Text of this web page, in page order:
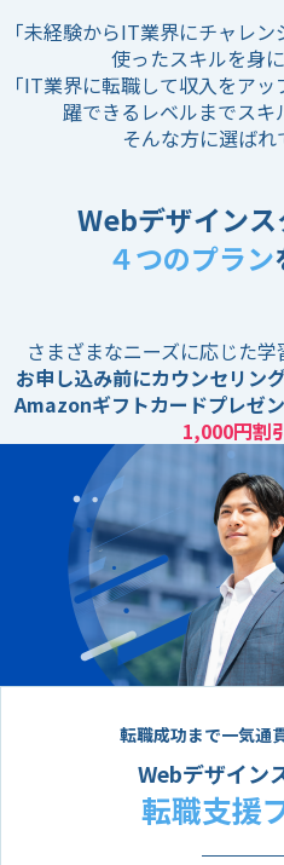
「未経験からIT業界にチャレ
使ったスキルを身
「IT業界に転職して収入をア
躍できるレベルまでスキ
そんな方に選ばれ
Webデザイン
４つのプラン
さまざまなニーズに応じた学
お申し込み前にカウンセリン
Amazonギフトカードプレゼ
1,000円割
転職成功まで一気通
Webデザイン
転職支援